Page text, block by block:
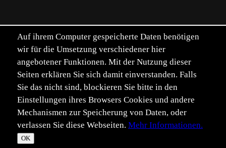
Auf ihrem Computer gespeicherte Daten benötigen
wir für die Umsetzung verschiedener hier
angebotener Funktionen. Mit der Nutzung dieser
Seiten erklären Sie sich damit einverstanden. Falls
Sie das nicht sind, blockieren Sie bitte in den
Einstellungen ihres Browsers Cookies und andere
Mechanismen zur Speicherung von Daten, oder
verlassen Sie diese Webseiten. Mehr Informationen.
OK